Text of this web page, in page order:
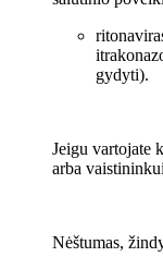
gydyti).
Jeigu vartojate
arba
Nėštumas,